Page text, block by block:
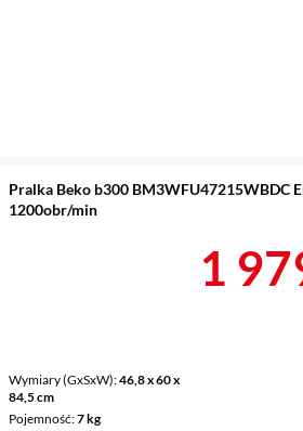
Pralka Beko b300 BM3WFU47215WBDC
1200obr/min
Wymiary (GxSxW) 46,8 x 60 x
84,5 cm
Pojemność 7 kg
1